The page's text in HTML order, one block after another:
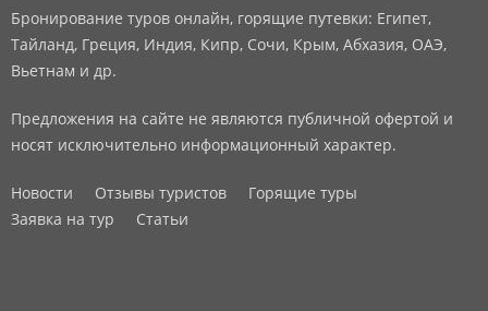
Бронирование туров онлайн, горящие путевки: Египет,
Тайланд, Греция, Индия, Кипр, Сочи, Крым, Абхазия, ОАЭ,
Вьетнам и др.
Предложения на сайте не являются публичной офертой и
носят исключительно информационный характер.
Новости Отзывы туристов
Горящие туры
Заявка на тур
Статьи